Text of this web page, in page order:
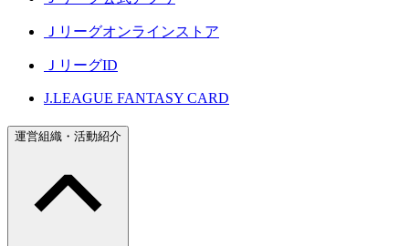
Ｊリーグオンラインストア
ＪリーグID
J.LEAGUE FANTASY CARD
運営組織・活動紹介